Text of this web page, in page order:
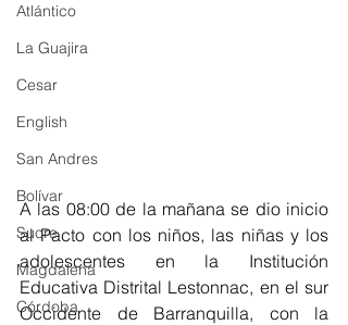
Atlántico
La Guajira
Cesar
English
San Andres
Bolívar
Sucre
Magdalena
Córdoba
A las 08:00 de la mañana se dio inicio
al Pacto con los niños, las niñas y los
adolescentes en la Institución
Educativa Distrital Lestonnac, en el sur
Occidente de Barranquilla, con la